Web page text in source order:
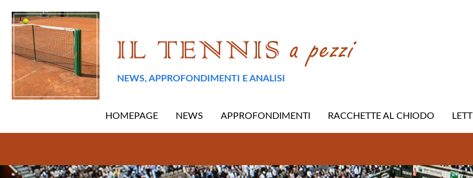
NEWS, APPROFONDIMENTI E ANALISI
HOMEPAGE NEWS APPROFONDIMENTI RACCHETTE AL CHIODO